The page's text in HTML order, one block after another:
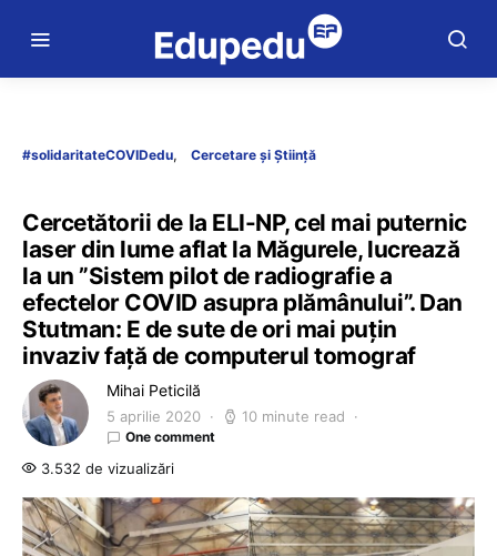
#solidaritateCOVIDedu Cercetare și Știință
Cercetătorii de la ELI-NP, cel mai puternic
laser din lume aflat la Măgurele, lucrează
la un ”Sistem pilot de radiografie a
efectelor COVID asupra plămânului”. Dan
Stutman: E de sute de ori mai puţin
invaziv faţă de computerul tomograf
Mihai Peticilă
5 aprilie 2020 10 minute read
One comment
3.532 de vizualizări